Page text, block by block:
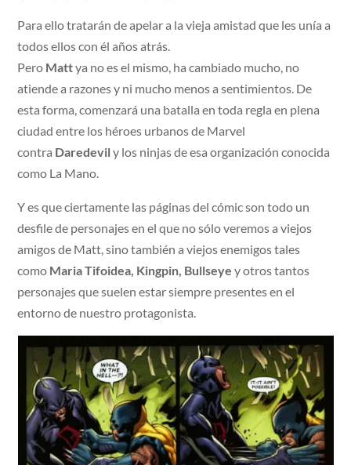
Para ello tratarán de apelar a la vieja amistad que les unía a
todos ellos con él años atrás.
Pero Mattya no es el mismo, ha cambiado mucho, no
atiende a razones y ni mucho menos a sentimientos. De
esta forma, comenzará una batalla en toda regla en plena
ciudad entre los héroes urbanos de Marvel
contra Daredevily los ninjas de esa organización conocida
como La Mano.
Y es que ciertamente las páginas del cómic son todo un
desfile de personajes en el que no sólo veremos a viejos
amigos de Matt, sino también a viejos enemigos tales
como Maria Tifoidea, Kingpin, Bullseye y otros tantos
personajes que suelen estar siempre presentes en el
entorno de nuestro protagonista.